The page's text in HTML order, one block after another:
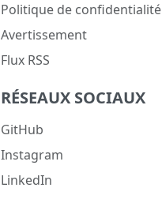
Politique de confidentialité
Avertissement
Flux RSS
RÉSEAUX SOCIAUX
GitHub
Instagram
LinkedIn